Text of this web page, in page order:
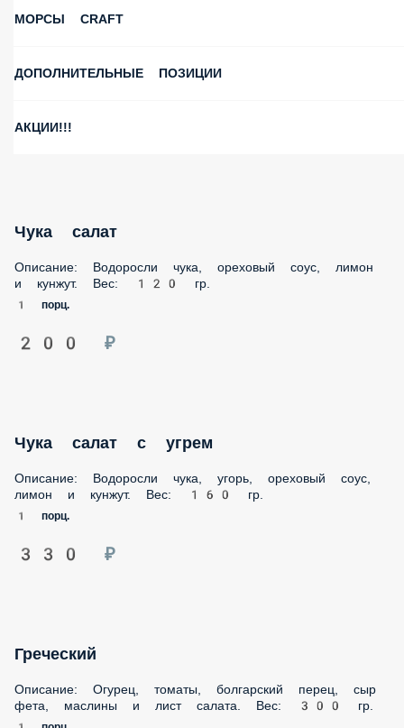
МОРСЫ CRAFT
ДОПОЛНИТЕЛЬНЫЕ ПОЗИЦИИ
АКЦИИ!!!
Чука салат
Описание: Водоросли чука, ореховый соус, лимон
и кунжут. Вес: 120 гр.
1 порц.
200 ₽
Чука салат с угрем
Описание: Водоросли чука, угорь, ореховый соус,
лимон и кунжут. Вес: 160 гр.
1 порц.
330 ₽
Греческий
Описание: Огурец, томаты, болгарский перец, сыр
фета, маслины и лист салата. Вес: 300 гр.